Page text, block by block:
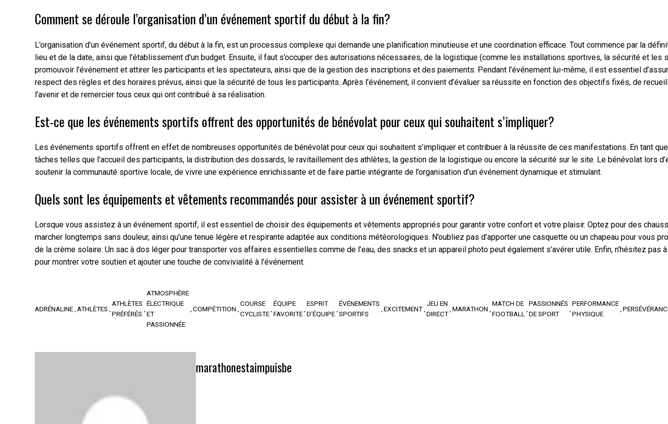
Comment se déroule l’organisation d’un événement sportif du début à la fin?
L’organisation d’un événement sportif, du début à la fin, est un processus complexe qui demande une planification minutieuse et une coordination efficace. Tout commence par la
lieu et de la date, ainsi que l’établissement d’un budget. Ensuite, il faut s’occuper des autorisations nécessaires, de la logistique (comme les installations sportives, la sécurité et les
promouvoir l’événement et attirer les participants et les spectateurs, ainsi que de la gestion des inscriptions et des paiements. Pendant l’événement lui-même, il est essentiel
respect des règles et des horaires prévus, ainsi que la sécurité de tous les participants. Après l’événement, il convient d’évaluer sa réussite en fonction des objectifs fixés, de
l’avenir et de remercier tous ceux qui ont contribué à sa réalisation.
Est-ce que les événements sportifs offrent des opportunités de bénévolat pour ceux qui souhaitent s’impliquer?
Les événements sportifs offrent en effet de nombreuses opportunités de bénévolat pour ceux qui souhaitent s’impliquer et contribuer à la réussite de ces manifestations. En tant
tâches telles que l’accueil des participants, la distribution des dossards, le ravitaillement des athlètes, la gestion de la logistique ou encore la sécurité sur le site. Le bénévolat lors
soutenir la communauté sportive locale, de vivre une expérience enrichissante et de faire partie intégrante de l’organisation d’un événement dynamique et stimulant.
Quels sont les équipements et vêtements recommandés pour assister à un événement sportif?
Lorsque vous assistez à un événement sportif, il est essentiel de choisir des équipements et vêtements appropriés pour garantir votre confort et votre plaisir. Optez pour des
marcher longtemps sans douleur, ainsi qu’une tenue légère et respirante adaptée aux conditions météorologiques. N’oubliez pas d’apporter une casquette ou un chapeau pour vous
de la crème solaire. Un sac à dos léger pour transporter vos affaires essentielles comme de l’eau, des snacks et un appareil photo peut également s’avérer utile. Enfin, n’hésitez
pour montrer votre soutien et ajouter une touche de convivialité à l’événement.
ADRÉNALINE ATHLÈTES
ATHLÈTES
PRÉFÉRÉS
ATMOSPHÈRE
ÉLECTRIQUE
ET
PASSIONNÉE
COMPÉTITION
COURSE
CYCLISTE
ÉQUIPE
FAVORITE
ESPRIT
D'ÉQUIPE
ÉVÉNEMENTS
SPORTIFS
EXCITEMENT
JEU EN
DIRECT
MARATHON
MATCH DE
FOOTBALL
PASSIONNÉS
DE SPORT
PERFORMANCE
PHYSIQUE
marathonestaimpuisbe